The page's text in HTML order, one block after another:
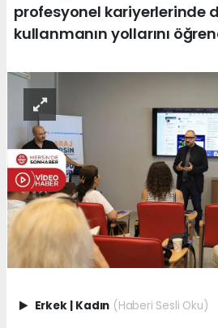
profesyonel kariyerlerinde
kullanmanın yollarını
Erkek | Kadın (Haberi Sesli Oku)